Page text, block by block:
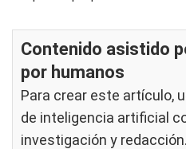
Contenido asistido
por humanos
Para crear este artículo,
de inteligencia artificial
investigación y